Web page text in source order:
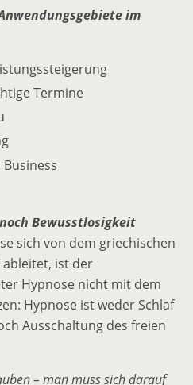
im
Termine
Bewusstlosigkeit
sich von dem griechischen
ableitet, ist der
Hypnose nicht mit dem
Hypnose ist weder Schlaf
Ausschaltung des freien
– man muss sich darauf